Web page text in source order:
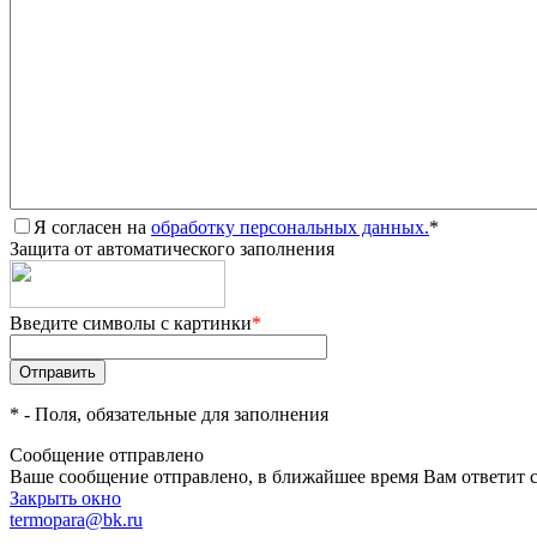
Я согласен на обработку персональных данных.*
Защита от автоматического заполнения
Введите символы с картинки*
* - Поля, обязательные для заполнения
Сообщение отправлено
Ваше сообщение отправлено, в ближайшее время Вам ответит
Закрыть окно
termopara@bk.ru